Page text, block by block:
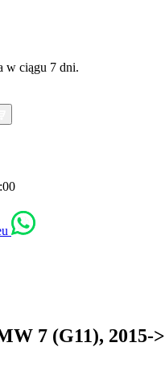
w ciągu 7 dni.
7 (G11), 2015->